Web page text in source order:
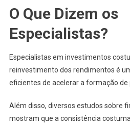
O Que Dizem os
Especialistas?
Especialistas em investimentos
reinvestimento dos rendimentos é
eficientes de acelerar a formação de
Além disso, diversos estudos sobre
mostram que a consistência